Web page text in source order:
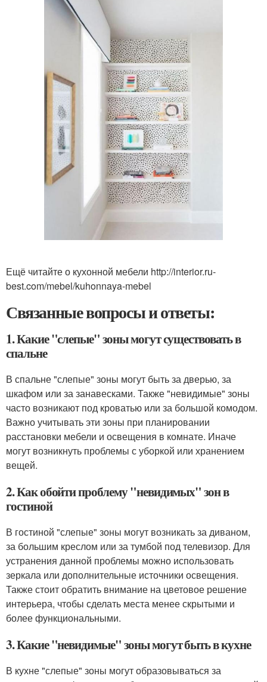
Ещё читайте о кухонной мебели http://interior.ru-
best.com/mebel/kuhonnaya-mebel
Связанные вопросы и ответы:
1. Какие "слепые" зоны могут существовать в
спальне
В спальне "слепые" зоны могут быть за дверью, за
шкафом или за занавесками. Также "невидимые" зоны
часто возникают под кроватью или за большой комодом.
Важно учитывать эти зоны при планировании
расстановки мебели и освещения в комнате. Иначе
могут возникнуть проблемы с уборкой или хранением
вещей.
2. Как обойти проблему "невидимых" зон в
гостиной
В гостиной "слепые" зоны могут возникать за диваном,
за большим креслом или за тумбой под телевизор. Для
устранения данной проблемы можно использовать
зеркала или дополнительные источники освещения.
Также стоит обратить внимание на цветовое решение
интерьера, чтобы сделать места менее скрытыми и
более функциональными.
3. Какие "невидимые" зоны могут быть в кухне
В кухне "слепые" зоны могут образовываться за